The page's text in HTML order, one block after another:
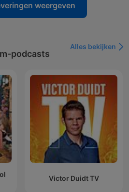
weergeven
podcasts
Alles bekijken
Victor Duidt TV